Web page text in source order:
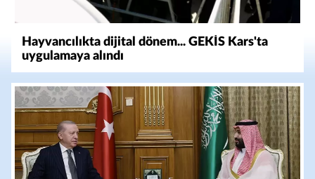
Hayvancılıkta dijital dönem... GEKİS Kars'ta
uygulamaya alındı